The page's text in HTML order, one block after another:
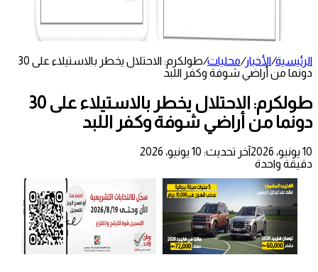
الرئيسية/الأخبار/محليات/
طولكرم: الاحتلال يخطر بالاستيلاء على 30
دونما من أراضي شوفة وكفر اللبد
طولكرم: الاحتلال يخطر بالاستيلاء على 30
دونما من أراضي شوفة وكفر اللبد
10 يونيو، 2026
آخر تحديث: 10 يونيو، 2026
دقيقة واحدة